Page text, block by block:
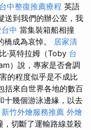
台中整復推薦療程 英語
送到我們的辦公室，我
中 當集裝箱船相撞
橋成為哀悼。 居家清
·莫特拉姆（Toby 台
）說，專家是否會調
的程度似乎是不成比
括來自世界各地的數百
十幾個游泳邊緣，以去
新竹外燴服務推薦 外燴
切斷了運輸路線並殺